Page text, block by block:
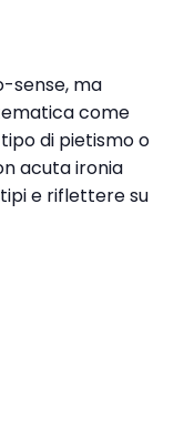
sense, ma
come
di pietismo o
acuta ironia
e riflettere su